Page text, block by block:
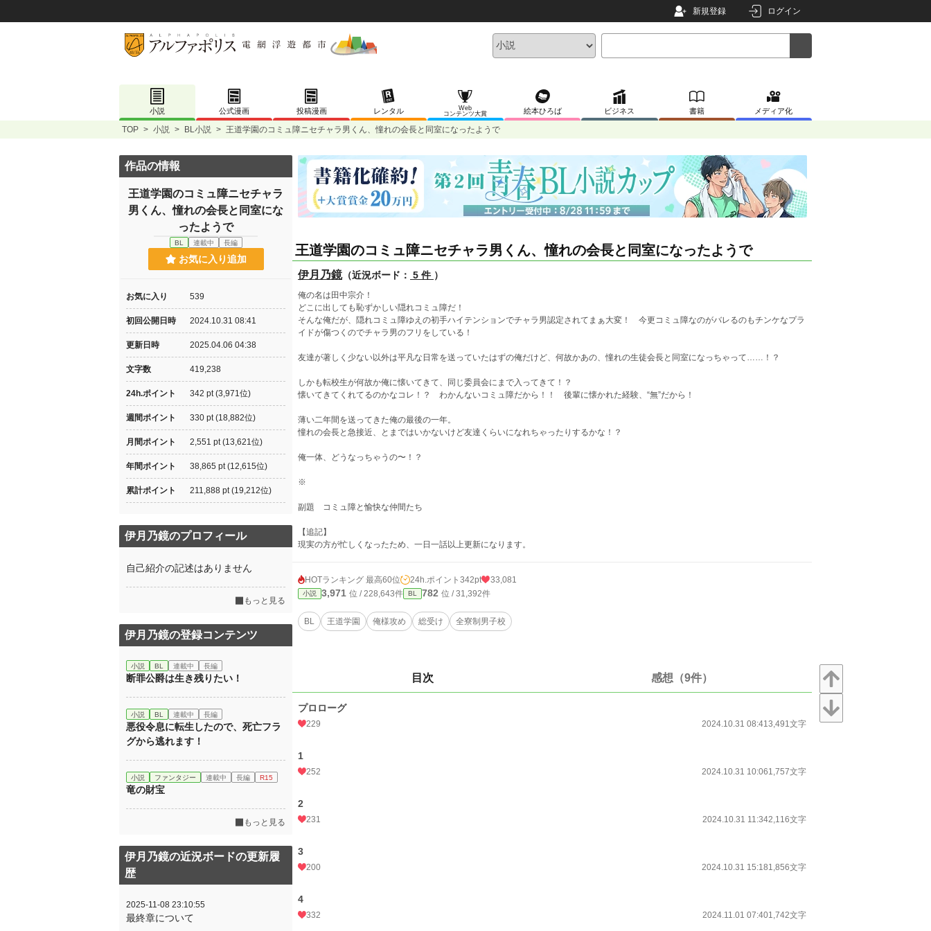
新規登録 ログイン
小説 公式漫画 投稿漫画 レンタル
Web
コンテンツ大賞
絵本ひろば ビジネス 書籍 メディア化
TOP > 小説 > BL小説 > 王道学園のコミュ障ニセチャラ男くん、憧れの会長と同室になったようで
王道学園のコミュ障ニセチャラ男くん、憧れの会長と同室になったようで
伊月乃鏡（近況ボード： 5 件 ）
俺の名は田中宗介！
どこに出しても恥ずかしい隠れコミュ障だ！
そんな俺だが、隠れコミュ障ゆえの初手ハイテンションでチャラ男認定されてまぁ大変！ 今更コミュ障なのがバレるのもチンケなプラ
イドが傷つくのでチャラ男のフリをしている！
友達が著しく少ない以外は平凡な日常を送っていたはずの俺だけど、何故かあの、憧れの生徒会長と同室になっちゃって……！？
しかも転校生が何故か俺に懐いてきて、同じ委員会にまで入ってきて！？
懐いてきてくれてるのかなコレ！？ わかんないコミュ障だから！！ 後輩に懐かれた経験、“無”だから！
薄い二年間を送ってきた俺の最後の一年。
憧れの会長と急接近、とまではいかないけど友達くらいになれちゃったりするかな！？
俺一体、どうなっちゃうの〜！？
※
副題 コミュ障と愉快な仲間たち
【追記】
現実の方が忙しくなったため、一日一話以上更新になります。
HOTランキング 最高60位 24h.ポイント 342pt 33,081
小説 3,971 位 / 228,643件 BL 782 位 / 31,392件
BL 王道学園 俺様攻め 総受け 全寮制男子校
目次 感想（9件）
プロローグ
229 2024.10.31 08:413,491文字
1
252 2024.10.31 10:061,757文字
2
231 2024.10.31 11:342,116文字
3
200 2024.10.31 15:181,856文字
4
332 2024.11.01 07:401,742文字
作品の情報
王道学園のコミュ障ニセチャラ
男くん、憧れの会長と同室にな
ったようで
BL 連載中 長編
お気に入り追加
お気に入り 539
初回公開日時 2024.10.31 08:41
更新日時 2025.04.06 04:38
文字数 419,238
24h.ポイント 342 pt (3,971位)
週間ポイント 330 pt (18,882位)
月間ポイント 2,551 pt (13,621位)
年間ポイント 38,865 pt (12,615位)
累計ポイント 211,888 pt (19,212位)
伊月乃鏡のプロフィール
自己紹介の記述はありません
もっと見る
伊月乃鏡の登録コンテンツ
小説 BL 連載中 長編
断罪公爵は生き残りたい！
小説 BL 連載中 長編
悪役令息に転生したので、死亡フラ
グから逃れます！
小説 ファンタジー 連載中 長編 R15
竜の財宝
もっと見る
伊月乃鏡の近況ボードの更新履
歴
2025-11-08 23:10:55
最終章について